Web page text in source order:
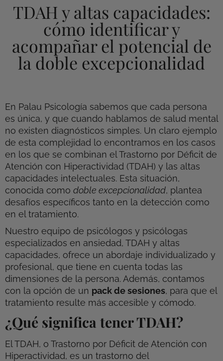
TDAH y altas capacidades:
cómo identificar y
acompañar el potencial de
la doble excepcionalidad
En Palau Psicología sabemos que cada persona
es única, y que cuando hablamos de salud mental
no existen diagnósticos simples. Un claro ejemplo
de esta complejidad lo encontramos en los casos
en los que se combinan el Trastorno por Déficit de
Atención con Hiperactividad (TDAH) y las altas
capacidades intelectuales. Esta situación,
conocida como doble excepcionalidad, plantea
desafíos específicos tanto en la detección como
en el tratamiento.
Nuestro equipo de psicólogos y psicólogas
especializados en ansiedad, TDAH y altas
capacidades, ofrece un abordaje individualizado y
profesional, que tiene en cuenta todas las
dimensiones de la persona. Además, contamos
con la opción de un pack de sesiones, para que el
tratamiento resulte más accesible y cómodo.
¿Qué significa tener TDAH?
El TDAH, o Trastorno por Déficit de Atención con
Hiperactividad, es un trastorno del